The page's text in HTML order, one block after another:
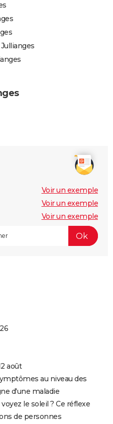
Voir un exemple
Voir un exemple
Voir un exemple
août
au niveau des
d'une maladie
le soleil ? Ce réflexe
de personnes